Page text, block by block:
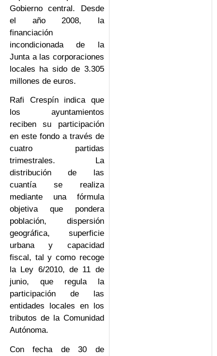
Gobierno central. Desde
el año 2008, la
financiación
incondicionada de la
Junta a las corporaciones
locales ha sido de 3.305
millones de euros.
Rafi Crespín indica que
los ayuntamientos
reciben su participación
en este fondo a través de
cuatro partidas
trimestrales. La
distribución de las
cuantía se realiza
mediante una fórmula
objetiva que pondera
población, dispersión
geográfica, superficie
urbana y capacidad
fiscal, tal y como recoge
la Ley 6/2010, de 11 de
junio, que regula la
participación de las
entidades locales en los
tributos de la Comunidad
Autónoma.
Con fecha de 30 de